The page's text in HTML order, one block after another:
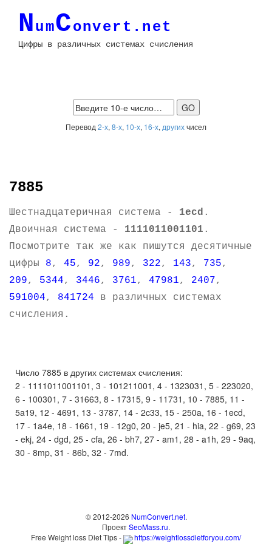
NumConvert.net
Цифры в различных системах счисления
Перевод 2-х, 8-х, 10-х, 16-х, другихчисел
7885
Шестнадцатеричная система - 1ecd .
Двоичная система - 1111011001101 .
Посмотрите так же как пишутся десятичные
цифры 8, 45, 92, 989, 322, 143, 735,
209, 5344, 3446, 3761, 47981, 2407,
591004, 841724 в различных системах
счисления.
Число 7885 в других системах счисления:
2 - 1111011001101, 3 - 101211001, 4 - 1323031, 5 - 223020,
6 - 100301, 7 - 31663, 8 - 17315, 9 - 11731, 10 - 7885, 11 -
5a19, 12 - 4691, 13 - 3787, 14 - 2c33, 15 - 250a, 16 - 1ecd,
17 - 1a4e, 18 - 1661, 19 - 12g0, 20 - je5, 21 - hia, 22 - g69, 23
- ekj, 24 - dgd, 25 - cfa, 26 - bh7, 27 - am1, 28 - a1h, 29 - 9aq,
30 - 8mp, 31 - 86b, 32 - 7md.
© 2012-2026 NumConvert.net.
ПроектSeoMass.ru.
Free Weight loss Diet Tips -
https://weightlossdietforyou.com/